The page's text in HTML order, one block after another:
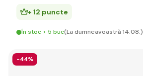
+ 12 puncte
În stoc > 5 buc(La dumneavoastră 14.08.)
-44%